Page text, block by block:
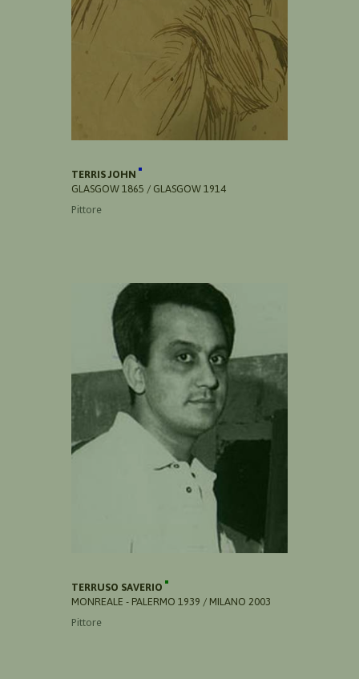
TERRIS JOHN
GLASGOW 1865 / GLASGOW 1914
Pittore
TERRUSO SAVERIO
MONREALE - PALERMO 1939 / MILANO 2003
Pittore